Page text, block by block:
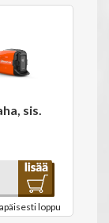
sis.
loppu